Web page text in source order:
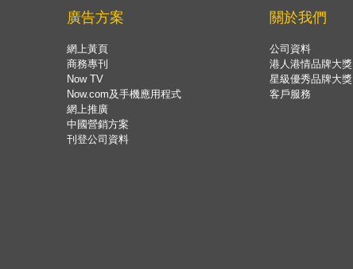
廣告方案
網上黃頁
商務專刊
Now TV
Now.com及手機應用程式
網上推廣
中國營銷方案
刊登公司資料
關於我們
公司資料
港人港情品牌大獎
星級優秀品牌大獎
客戶服務